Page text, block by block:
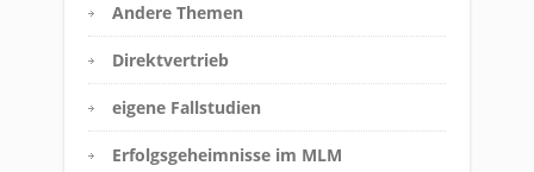
Andere Themen
Direktvertrieb
eigene Fallstudien
Erfolgsgeheimnisse im MLM